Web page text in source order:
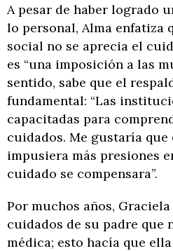
A pesar de haber logrado
lo personal, Alma enfatiza
social no se aprecia el
es “una imposición a las
sentido, sabe que el
fundamental: “Las
capacitadas para
cuidados. Me gustaría que
impusiera más presiones
cuidado se compensara”.
Por muchos años,
cuidados de su padre que
médica; esto hacía que